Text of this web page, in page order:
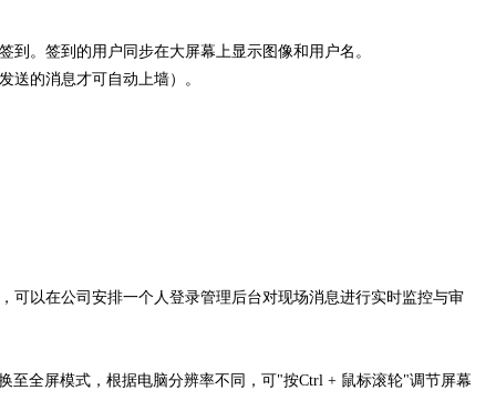
。签到的用户同步在大屏幕上显示图像和用户名。
送的消息才可自动上墙）。
可以在公司安排一个人登录管理后台对现场消息进行实时监控与审
至全屏模式，根据电脑分辨率不同，可"按Ctrl + 鼠标滚轮"调节屏幕